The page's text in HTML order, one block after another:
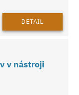
DETAIL
v nástroji